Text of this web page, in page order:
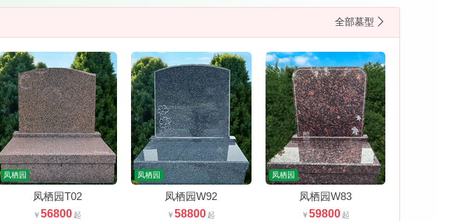
全部墓型
凤栖园
凤栖园T02
56800
凤栖园
凤栖园W92
58800
凤栖园
凤栖园W83
59800